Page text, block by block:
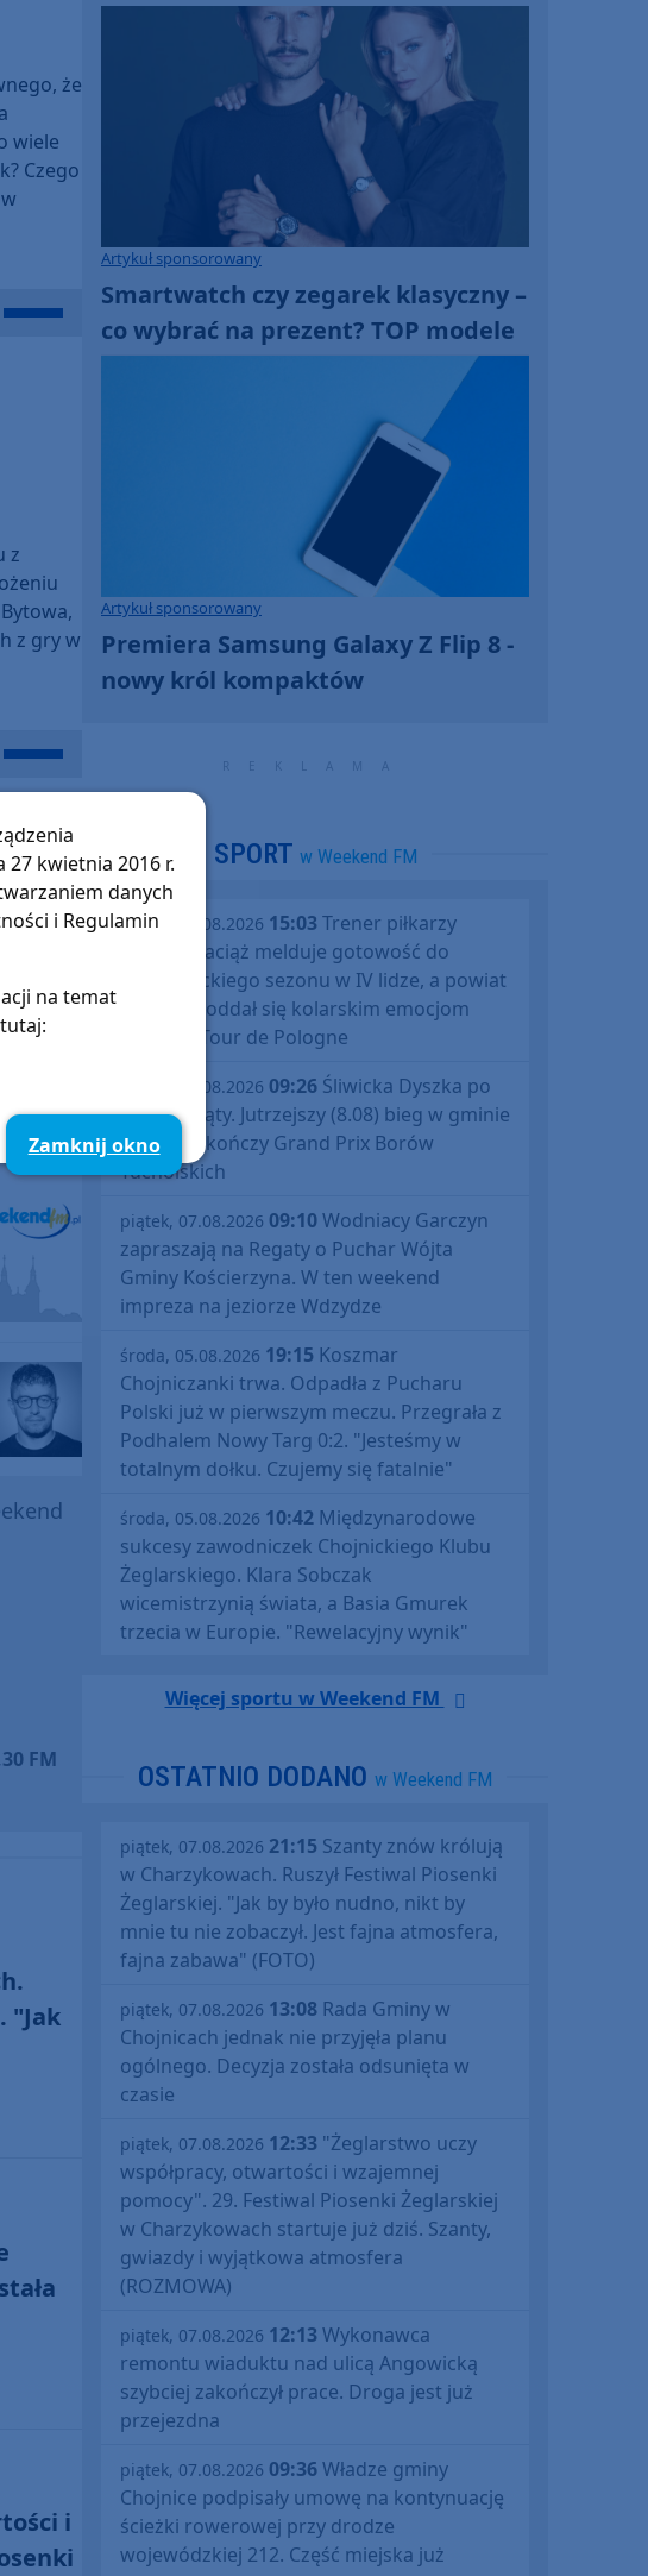
że
wiele
Czego
Use
z
z gry w
Use
Arrow
keys
to
increase
or
FM
"Jak
i
Artykuł sponsorowany
Smartwatch czy zegarek klasyczny –
co wybrać na prezent? TOP modele
Artykuł sponsorowany
Premiera Samsung Galaxy Z Flip 8 -
nowy król kompaktów
SPORT w Weekend FM
piątek, 07.08.2026 15:03Trener piłkarzy
Rawysa Raciąż melduje gotowość do
debiutanckiego sezonu w IV lidze, a powiat
bytowski oddał się kolarskim emocjom
podczas Tour de Pologne
piątek, 07.08.2026 09:26 Śliwicka Dyszka po
raz dziesiąty. Jutrzejszy (8.08) bieg w gminie
Śliwice zakończy Grand Prix Borów
Tucholskich
piątek, 07.08.2026 09:10Wodniacy Garczyn
zapraszają na Regaty o Puchar Wójta
Gminy Kościerzyna. W ten weekend
impreza na jeziorze Wdzydze
środa, 05.08.2026 19:15 Koszmar
Chojniczanki trwa. Odpadła z Pucharu
Polski już w pierwszym meczu. Przegrała z
Podhalem Nowy Targ 0:2. "Jesteśmy w
totalnym dołku. Czujemy się fatalnie"
środa, 05.08.2026 10:42 Międzynarodowe
sukcesy zawodniczek Chojnickiego Klubu
Żeglarskiego. Klara Sobczak
wicemistrzynią świata, a Basia Gmurek
trzecia w Europie. "Rewelacyjny wynik"
Więcej sportu w Weekend FM
OSTATNIO DODANO w Weekend FM
piątek, 07.08.2026 21:15 Szanty znów królują
w Charzykowach. Ruszył Festiwal Piosenki
Żeglarskiej. "Jak by było nudno, nikt by
mnie tu nie zobaczył. Jest fajna atmosfera,
fajna zabawa" (FOTO)
piątek, 07.08.2026 13:08 Rada Gminy w
Chojnicach jednak nie przyjęła planu
ogólnego. Decyzja została odsunięta w
czasie
piątek, 07.08.2026 12:33 "Żeglarstwo uczy
współpracy, otwartości i wzajemnej
pomocy". 29. Festiwal Piosenki Żeglarskiej
w Charzykowach startuje już dziś. Szanty,
gwiazdy i wyjątkowa atmosfera
(ROZMOWA)
piątek, 07.08.2026 12:13Wykonawca
remontu wiaduktu nad ulicą Angowicką
szybciej zakończył prace. Droga jest już
przejezdna
piątek, 07.08.2026 09:36Władze gminy
Chojnice podpisały umowę na kontynuację
ścieżki rowerowej przy drodze
wojewódzkiej 212. Część miejska już
27 kwietnia 2016 r.
danych
i Regulamin
na temat
Zamknij okno